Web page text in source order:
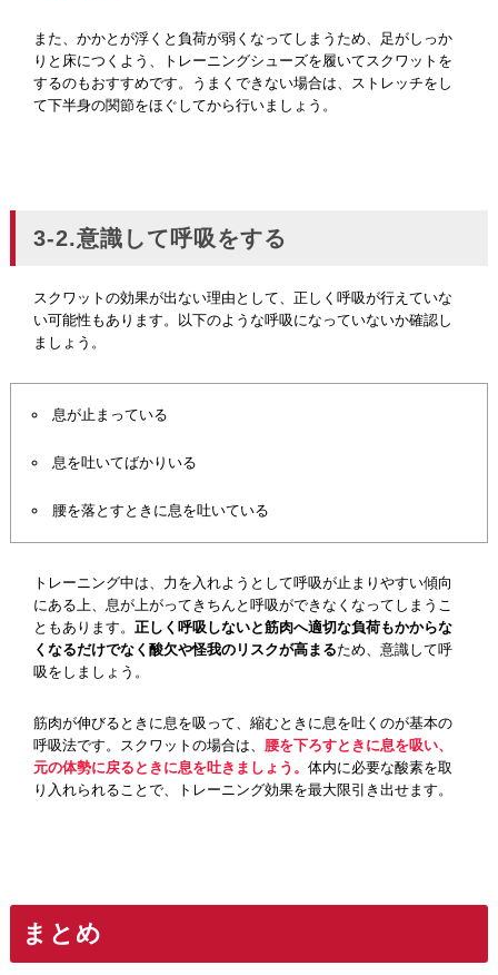
また、かかとが浮くと負荷が弱くなってしまうため、足がしっか
りと床につくよう、トレーニングシューズを履いてスクワットを
するのもおすすめです。うまくできない場合は、ストレッチをし
て下半身の関節をほぐしてから行いましょう。
3-2.意識して呼吸をする
スクワットの効果が出ない理由として、正しく呼吸が行えていな
い可能性もあります。以下のような呼吸になっていないか確認し
ましょう。
息が止まっている
息を吐いてばかりいる
腰を落とすときに息を吐いている
トレーニング中は、力を入れようとして呼吸が止まりやすい傾向
にある上、息が上がってきちんと呼吸ができなくなってしまうこ
ともあります。正しく呼吸しないと筋肉へ適切な負荷もかからな
くなるだけでなく酸欠や怪我のリスクが高まるため、意識して呼
吸をしましょう。
筋肉が伸びるときに息を吸って、縮むときに息を吐くのが基本の
呼吸法です。スクワットの場合は、腰を下ろすときに息を吸い、
元の体勢に戻るときに息を吐きましょう。体内に必要な酸素を取
り入れられることで、トレーニング効果を最大限引き出せます。
まとめ